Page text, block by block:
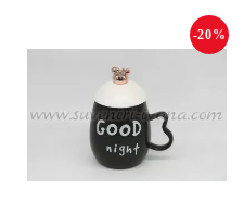
-20%